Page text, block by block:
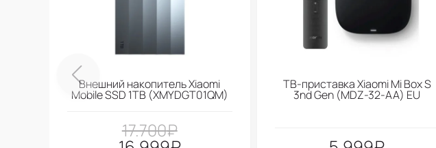
Внешний накопитель Xiaomi
Mobile SSD 1TB (XMYDGT01QM)
17.700₽
ТВ-приставка Xiaomi Mi Box S
3nd Gen (МDZ-32-АА) EU